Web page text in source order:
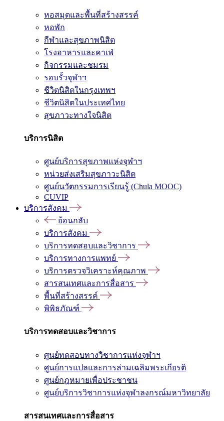
หอสมุดและพื้นที่สร้างสรรค์
หอพัก
กีฬาและสุขภาพนิสิต
โรงอาหารและคาเฟ่
กิจกรรมและชมรม
รอบรั้วจุฬาฯ
ชีวิตนิสิตในกรุงเทพฯ
ชีวิตนิสิตในประเทศไทย
สุขภาวะทางใจนิสิต
บริการนิสิต
ศูนย์บริการสุขภาพแห่งจุฬาฯ
หน่วยส่งเสริมสุขภาวะนิสิต
ศูนย์นวัตกรรมการเรียนรู้ (Chula MOOC)
CUVIP
บริการสังคม
ย้อนกลับ
บริการสังคม
บริการทดสอบและวิชาการ
บริการทางการแพทย์
บริการตรวจวิเคราะห์คุณภาพ
สารสนเทศและการสื่อสาร
พื้นที่สร้างสรรค์
พิพิธภัณฑ์
บริการทดสอบและวิชาการ
ศูนย์ทดสอบทางวิชาการแห่งจุฬาฯ
ศูนย์การแปลและการล่ามเฉลิมพระเกียรติ
ศูนย์กฎหมายเพื่อประชาชน
ศูนย์บริการวิชาการแห่งจุฬาลงกรณ์มหาวิทยาลัย
สารสนเทศและการสื่อสาร